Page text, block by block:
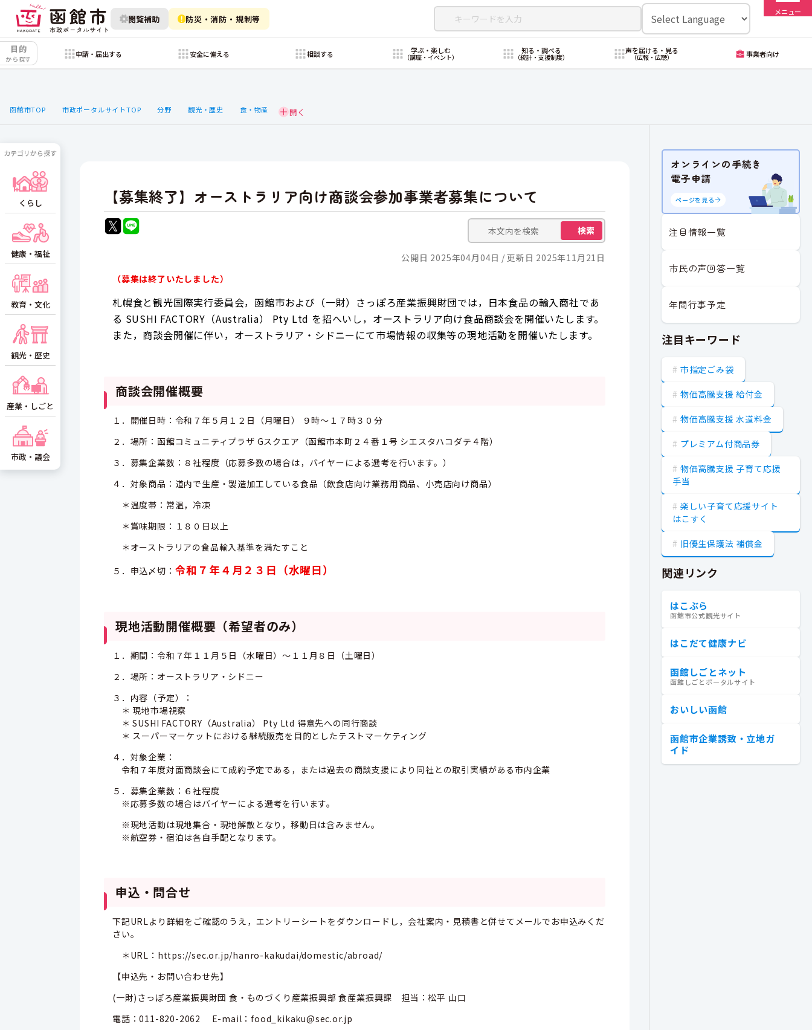
閲覧補助 防災・消防・規制等
メニュー
目的
から探す
申請・届出する 安全に備える 相談する 学ぶ・楽しむ
（講座・イベント）
知る・調べる
（統計・支援制度）
声を届ける・見る
（広報・広聴） 事業者向け
函館市TOP 市政ポータルサイトTOP 分野 観光・歴史 食・物産
【募集終了】オーストラリア向け商談会参加事業者募集について
検索
公開日 2025年04月04日
更新日 2025年11月21日
（募集は終了いたしました）
札幌食と観光国際実行委員会，函館市および（一財）さっぽろ産業振興財団では，日本食品の輸入商社であ
る SUSHI FACTORY（Australia） Pty Ltd を招へいし，オーストラリア向け食品商談会を開催いたします。
また，商談会開催に伴い，オーストラリア・シドニーにて市場情報の収集等の現地活動を開催いたします。
商談会開催概要
１．開催日時：令和７年５月１２日（月曜日） ９時～１７時３０分
２．場所：函館コミュニティプラザ Gスクエア（函館市本町２４番１号 シエスタハコダテ４階）
３．募集企業数：８社程度（応募多数の場合は，バイヤーによる選考を行います。）
４．対象商品：道内で生産・製造加工している食品（飲食店向け業務用商品、小売店向け商品）
＊温度帯：常温，冷凍
＊賞味期限：１８０日以上
＊オーストラリアの食品輸入基準を満たすこと
５．申込〆切： 令和７年４月２３日（水曜日）
現地活動開催概要（希望者のみ）
１．期間：令和７年１１月５日（水曜日）～１１月８日（土曜日）
２．場所：オーストラリア・シドニー
３．内容（予定）：
＊ 現地市場視察
＊ SUSHI FACTORY（Australia） Pty Ltd 得意先への同行商談
＊ スーパーマーケットにおける継続販売を目的としたテストマーケティング
４．対象企業：
令和７年度対面商談会にて成約予定である，または過去の商談支援により同社との取引実績がある市内企業
５．募集企業数：６社程度
※応募多数の場合はバイヤーによる選考を行います。
※現地活動は現地集合・現地解散となり，移動日は含みません。
※航空券・宿泊は各自手配となります。
申込・問合せ
下記URLより詳細をご確認のうえ，エントリーシートをダウンロードし，会社案内・見積書と併せてメールでお申込みくだ
さい。
＊URL：https://sec.or.jp/hanro-kakudai/domestic/abroad/
【申込先・お問い合わせ先】
(一財)さっぽろ産業振興財団 食・ものづくり産業振興部 食産業振興課 担当：松平 山口
電話：011-820-2062 E-mail：food_kikaku@sec.or.jp
カテゴリから探す
くらし
健康・福祉
教育・文化
観光・歴史
産業・しごと
市政・議会
オンラインの手続き
電子申請
ページを見る
注目情報一覧
市民の声回答一覧
年間行事予定
注目キーワード
市指定ごみ袋
物価高騰支援 給付金
物価高騰支援 水道料金
プレミアム付商品券
物価高騰支援 子育て応援
手当
楽しい子育て応援サイト
はこすく
旧優生保護法 補償金
関連リンク
はこぶら
函館市公式観光サイト
はこだて健康ナビ
函館しごとネット
函館しごとポータルサイト
おいしい函館
函館市企業誘致・立地ガ
イド